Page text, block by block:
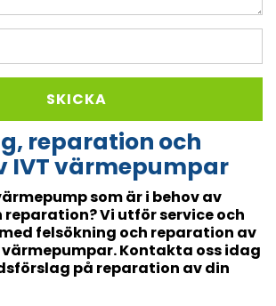
reparation och
IVT värmepumpar
som är i behov av
Vi utför service och
felsökning och reparation av
Kontakta oss idag
på reparation av din